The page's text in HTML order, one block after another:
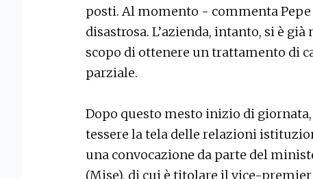
posti. Al momento - commenta Pepe
disastrosa. L’azienda, intanto, si è
scopo di ottenere un trattamento di
parziale.
Dopo questo mesto inizio di
tessere la tela delle relazioni
una convocazione da parte del
(Mise), di cui è titolare il vice-